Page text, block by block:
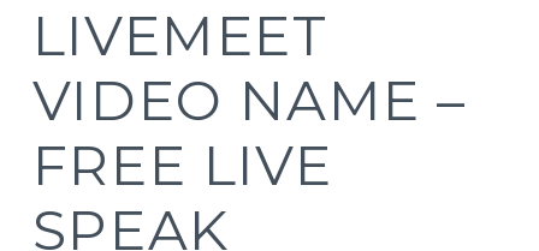
LIVEMEET
VIDEO NAME –
FREE LIVE
SPEAK